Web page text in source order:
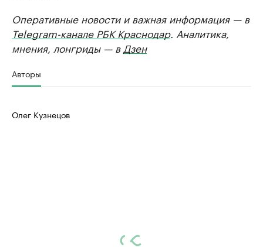
Оперативные новости и важная информация — в
Telegram-канале РБК Краснодар. Аналитика,
мнения, лонгриды — в Дзен
Авторы
Олег Кузнецов